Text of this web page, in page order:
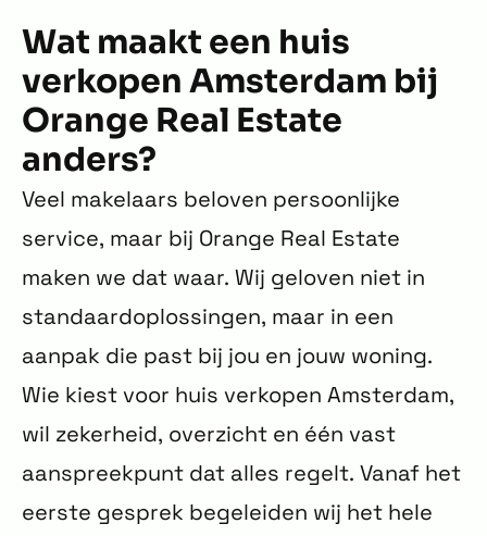
Wat maakt een huis
verkopen Amsterdam bij
Orange Real Estate
anders?
Veel makelaars beloven persoonlijke
service, maar bij Orange Real Estate
maken we dat waar. Wij geloven niet in
standaardoplossingen, maar in een
aanpak die past bij jou en jouw woning.
Wie kiest voor huis verkopen Amsterdam,
wil zekerheid, overzicht en één vast
aanspreekpunt dat alles regelt. Vanaf het
eerste gesprek begeleiden wij het hele